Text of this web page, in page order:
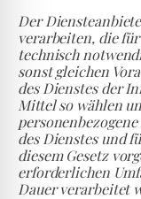
Der
verarbeiten, die
technisch
sonst gleichen
des Dienstes der
Mittel so wählen
des Dienstes und
diesem Gesetz
erforderlichen
Dauer verarbeitet